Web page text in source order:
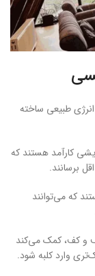
طبیعی ساخته
کارآمد هستند که
برسانند.
که می‌توانند
و کف، کمک می‌کند
وارد کلبه شود.